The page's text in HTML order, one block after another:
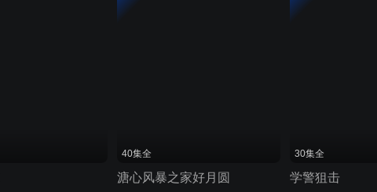
40集全
溏心风暴之家好月圆
30集全
学警狙击